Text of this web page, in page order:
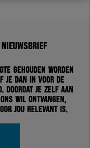
gehouden worden
je dan in voor de
Doordat je zelf aan
wil ontvangen,
jou relevant is.